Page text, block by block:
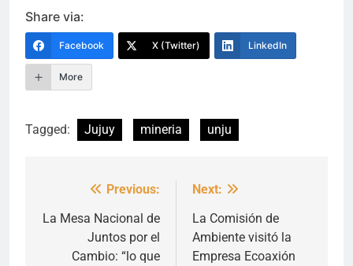
Share via:
Facebook X (Twitter) LinkedIn
More
Tagged: Jujuy mineria unju
Navegación
de
entradas
Previous:
La Mesa Nacional de
Juntos por el
Cambio: “lo que
Next:
La Comisión de
Ambiente visitó la
Empresa Ecoaxión